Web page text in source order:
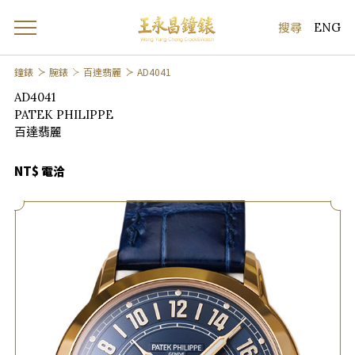
ENG
鐘錶 腕錶 百達翡麗 AD4041
AD4041
PATEK PHILIPPE
百達翡麗
NT$ 電洽